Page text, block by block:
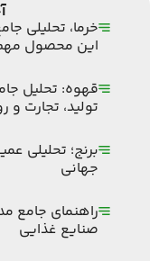
خرما، تحلیلی
این محصول
قهوه: تحلیل
تولید، تجارت و
برنج؛ تحلیلی
جهانی
راهنمای جامع
صنایع غذایی